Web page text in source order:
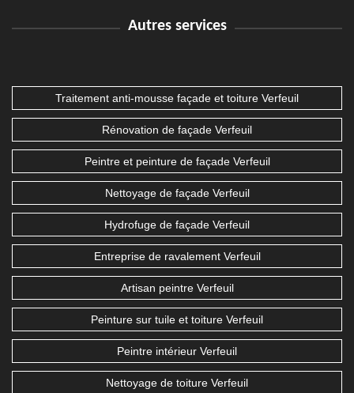
Autres services
Traitement anti-mousse façade et toiture Verfeuil
Rénovation de façade Verfeuil
Peintre et peinture de façade Verfeuil
Nettoyage de façade Verfeuil
Hydrofuge de façade Verfeuil
Entreprise de ravalement Verfeuil
Artisan peintre Verfeuil
Peinture sur tuile et toiture Verfeuil
Peintre intérieur Verfeuil
Nettoyage de toiture Verfeuil